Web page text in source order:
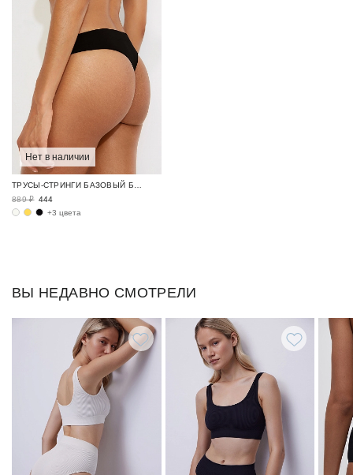
Нет в наличии
889 ₽ 444
+3 цвета
ВЫ НЕДАВНО СМОТРЕЛИ